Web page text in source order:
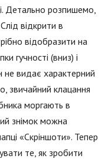
Детально розпишемо,
відкрити в
відобразити на
гучності (вниз) і
не видає характерний
звичайний клацання
моргають в
знімок можна
«Скріншоти». Тепер
те, як зробити